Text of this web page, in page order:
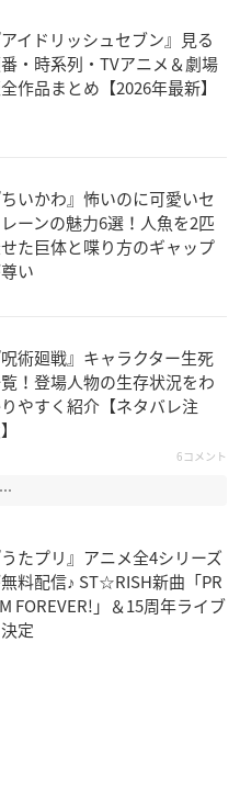
アイドリッシュセブン』見る
・時系列・TVアニメ＆劇場
作品まとめ【2026年最新】
ちいかわ』怖いのに可愛いセ
ーンの魅力6選！人魚を2匹
た巨体と喋り方のギャップ
い
呪術廻戦』キャラクター生死
！登場人物の生存状況をわ
やすく紹介【ネタバレ注
6コメント
⋯
うたプリ』アニメ全4シリーズ
料配信♪ ST☆RISH新曲「PR
FOREVER!」＆15周年ライブ
定